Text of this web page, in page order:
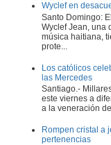
Wyclef en
Santo Domingo:
Wyclef Jean, una
música haitiana,
prote...
Los católicos
las Mercedes
Santiago.-
este viernes a
a la veneración
Rompen cristal a
pertenencias